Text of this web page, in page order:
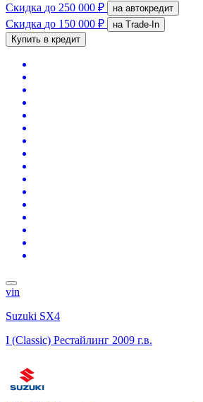
Скидка до 250 000 ₽ на автокредит
Скидка до 150 000 ₽
на Trade-In
Купить в кредит
vin
Suzuki SX4
I (Classic) Рестайлинг 2009 г.в.